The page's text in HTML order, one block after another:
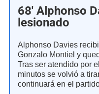
68' Alphonso
lesionado
Alphonso Davies
Gonzalo Montiel y
Tras ser atendido por
minutos se volvió a
continuará en el